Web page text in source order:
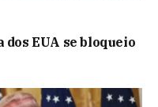
EUA se bloqueio